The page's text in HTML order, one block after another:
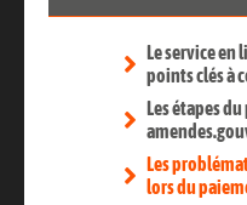
Le service en
points clés à
Les étapes
Les
lors du